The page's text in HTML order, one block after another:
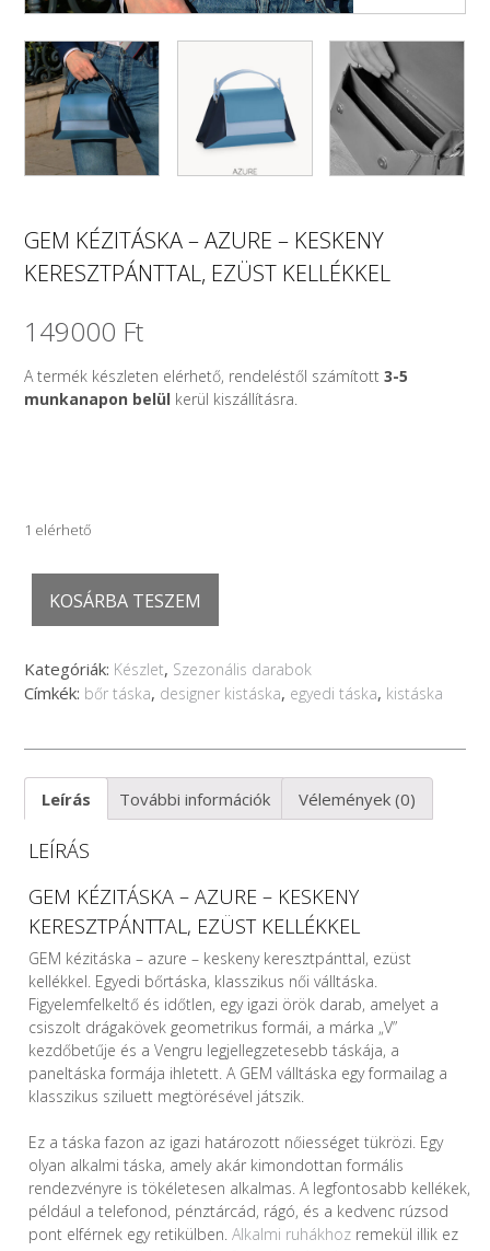
GEM KÉZITÁSKA – AZURE – KESKENY
KERESZTPÁNTTAL, EZÜST KELLÉKKEL
149000 Ft
A termék készleten elérhető, rendeléstől számított 3-5
munkanapon belül kerül kiszállításra.
1 elérhető
kézitáska
-
keskeny
ezüst
mennyiség
KOSÁRBA TESZEM
Kategóriák: Készlet, Szezonális darabok
Címkék: bőr táska, designer kistáska, egyedi táska, kistáska
Leírás További információk Vélemények (0)
LEÍRÁS
GEM KÉZITÁSKA – AZURE – KESKENY
KERESZTPÁNTTAL, EZÜST KELLÉKKEL
GEM kézitáska – azure – keskeny keresztpánttal, ezüst
kellékkel. Egyedi bőrtáska, klasszikus női válltáska.
Figyelemfelkeltő és időtlen, egy igazi örök darab, amelyet a
csiszolt drágakövek geometrikus formái, a márka „V”
kezdőbetűje és a Vengru legjellegzetesebb táskája, a
paneltáska formája ihletett. A GEM válltáska egy formailag a
klasszikus sziluett megtörésével játszik.
Ez a táska fazon az igazi határozott nőiességet tükrözi. Egy
olyan alkalmi táska, amely akár kimondottan formális
rendezvényre is tökéletesen alkalmas. A legfontosabb kellékek,
például a telefonod, pénztárcád, rágó, és a kedvenc rúzsod
pont elférnek egy retikülben.Alkalmi ruhákhoz remekül illik ez